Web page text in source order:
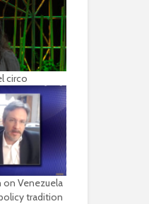
circo
on Venezuela
tradition